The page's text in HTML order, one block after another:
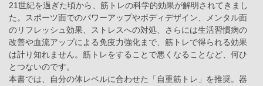
21世紀を過ぎた頃から、筋トレの科学的効果が解明されてきまし
た。スポーツ面でのパワーアップやボディデザイン、メンタル面
のリフレッシュ効果、ストレスへの対処、さらには生活習慣病の
改善や血流アップによる免疫力強化まで、筋トレで得られる効果
は計り知れません。筋トレをすることで悪くなることなど、何ひ
とつないのです。
本書では、自分の体レベルに合わせた「自重筋トレ」を推奨。器